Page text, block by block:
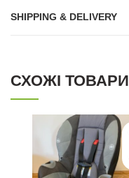
SHIPPING & DELIVERY
СХОЖІ ТОВАРИ